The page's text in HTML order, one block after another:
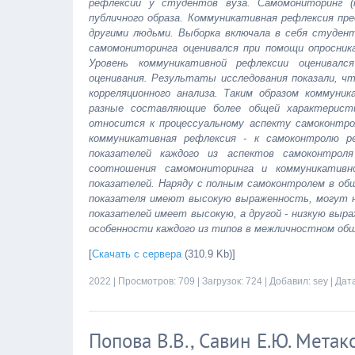
рефлексии у студентов вуза. Самомониторинг
публичного образа. Коммуникативная рефлексия
другими людьми. Выборка включала в себя
самомониторинга оценивался при помощи
Уровень коммуникативной рефлексии
оценивания. Результаты исследования показали,
корреляционного анализа. Таким образом
разные составляющие более общей
относится к процессуальному аспекту
коммуникативная рефлексия - к самоконтролю
показателей каждого из аспектов
соотношения самомониторинга и
показателей. Наряду с полным самоконтролем в
показателя имеют высокую выраженность, могут
показателей имеет высокую, а другой - низкую
особенности каждого из типов в межличностном
[Скачать с сервера(310.9 Kb)]
2022 | Просмотров: 709 | Загрузок: 724 | Добавил: sey |
Попова В.В., Савин Е.Ю.